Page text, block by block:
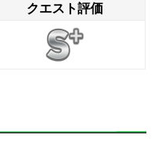
クエスト評価